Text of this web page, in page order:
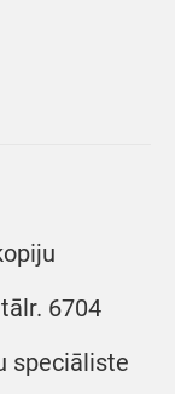
6704
speciāliste